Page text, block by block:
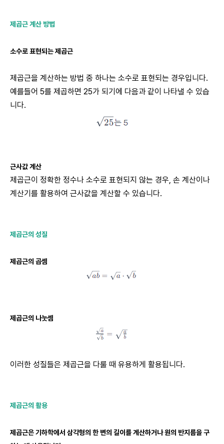
제곱근 계산 방법
소수로 표현되는 제곱근
제곱근을 계산하는 방법 중 하나는 소수로 표현되는 경우입니다.
예를들어 5를 제곱하면 25가 되기에 다음과 같이 나타낼 수 있습
니다.
근사값 계산
제곱근이 정확한 정수나 소수로 표현되지 않는 경우, 손 계산이나
계산기를 활용하여 근사값을 계산할 수 있습니다.
제곱근의 성질
제곱근의 곱셈
제곱근의 나눗셈
이러한 성질들은 제곱근을 다룰 때 유용하게 활용됩니다.
제곱근의 활용
제곱근은 기하학에서 삼각형의 한 변의 길이를 계산하거나 원의 반지름을 구